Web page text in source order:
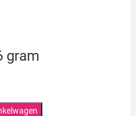
gram